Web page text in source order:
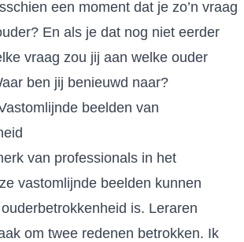
een moment dat je zo’n vraag
En als je dat nog niet eerder
vraag zou jij aan welke ouder
ben jij benieuwd naar?
beelden van
van professionals in het
vastomlijnde beelden kunnen
is. Leraren
om twee redenen betrokken. Ik